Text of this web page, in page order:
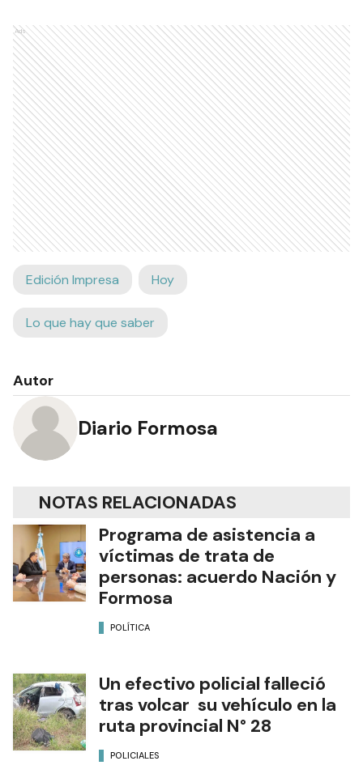
Ads
Edición Impresa Hoy
Lo que hay que saber
Autor
Diario Formosa
NOTAS RELACIONADAS
Programa de asistencia a
víctimas de trata de
personas: acuerdo Nación y
Formosa
POLÍTICA
Un efectivo policial falleció
tras volcar su vehículo en la
ruta provincial N° 28
POLICIALES